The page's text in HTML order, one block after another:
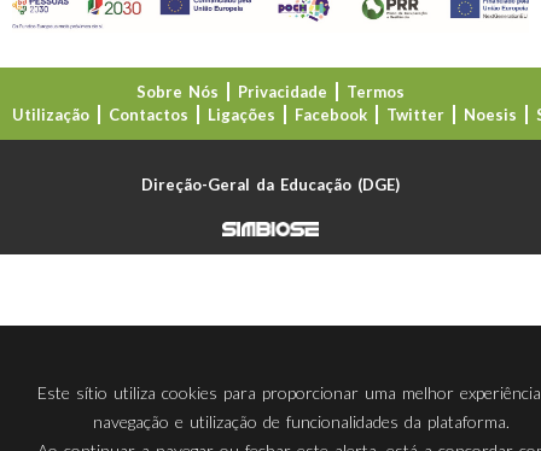
Sobre Nós Privacidade
Termos
Utilização
Contactos Ligações Facebook Twitter Noesis
Direção-Geral da Educação (DGE)
Este sítio utiliza cookies para proporcionar uma melhor
navegação e utilização de funcionalidades da plataforma.